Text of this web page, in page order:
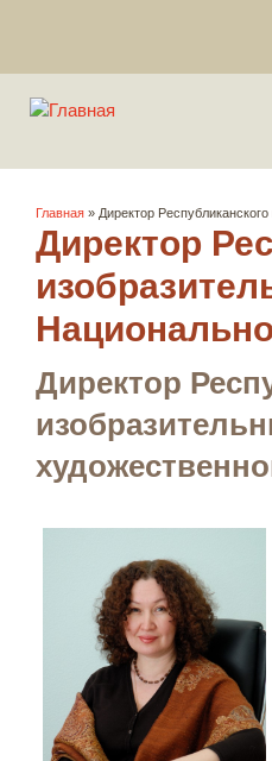
Вы здесь
Главная » Директор
Директор
Директор